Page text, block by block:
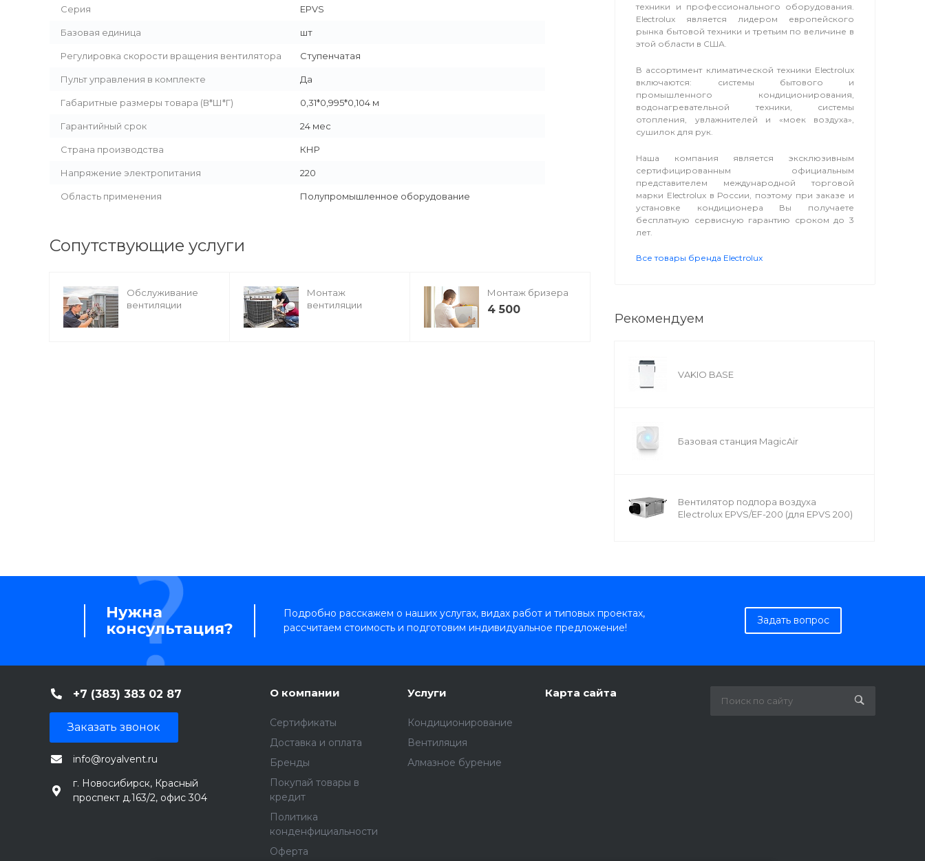
Серия EPVS
Базовая единица шт
Регулировка скорости вращения вентилятора Ступенчатая
Пульт управления в комплекте Да
Габаритные размеры товара (В*Ш*Г) 0,31*0,995*0,104 м
Гарантийный срок 24 мес
Страна производства КНР
Напряжение электропитания 220
Область применения Полупромышленное оборудование
Сопутствующие услуги
Обслуживание
вентиляции
Монтаж
вентиляции
Монтаж бризера
4 500
техники и профессионального оборудования.
Electrolux является лидером европейского
рынка бытовой техники и третьим по величине в
этой области в США.
В ассортимент климатической техники Electrolux
включаются: системы бытового и
промышленного кондиционирования,
водонагревательной техники, системы
отопления, увлажнителей и «моек воздуха»,
сушилок для рук.
Наша компания является эксклюзивным
сертифицированным официальным
представителем международной торговой
марки Electrolux в России, поэтому при заказе и
установке кондиционера Вы получаете
бесплатную сервисную гарантию сроком до 3
лет.
Все товары бренда Electrolux
Рекомендуем
VAKIO BASE
Базовая станция MagicAir
Вентилятор подпора воздуха
Electrolux EPVS/EF-200 (для EPVS 200)
Нужна
консультация?
Подробно расскажем о наших услугах, видах работ и типовых проектах,
рассчитаем стоимость и подготовим индивидуальное предложение!
Задать вопрос
+7 (383) 383 02 87
Заказать звонок
info@royalvent.ru
г. Новосибирск, Красный
проспект д.163/2, офис 304
О компании
Сертификаты
Доставка и оплата
Бренды
Покупай товары в
кредит
Политика
конденфициальности
Оферта
Услуги
Кондиционирование
Вентиляция
Алмазное бурение
Карта сайта